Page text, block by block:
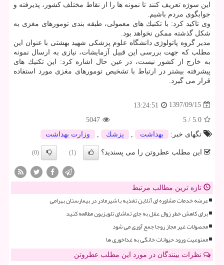
این سوژه تعریف كنند تا نمونه ها را از نقاط مختلف كشور، پذیرفته و
جوابگوی مردم باشیم.
وی تاكید كرد: با تكنیك های معمولی، طبقه بندی تومورهای مغزی به
شكل گذشته ممكن نخواهد بود.
مدیر گروه پاتولوژی دانشگاه علوم پزشكی شهید بهشتی با عنوان این
مطلب كه جهت بررسی این قبیل آزمایشات، نیازی به ارسال نمونه
به خارج از كشور نیست، در عین حال اشاره كرد: این تكنیك های
پیشرفته بیشتر در ارتباط با تشخیص تومورهای مغزی مورد استفاده
قرار می گیرد.
1397/09/15
13:24:51
5.0
/
5
5047
تگهای خبر:
بهداشت پزشك وزارت بهداشت
این مطلب عطروتن را می پسندید؟ (1)
(0)
تازه ترین مطالب مرتبط
عرضه خدمات مشاوره ای آنلاین تغذیه با شیرمادر در بیمارستان بهرامی
برای کاهش خطر زوال عقل به جای تماشای تلویزیون مطالعه کنید
محصولات غیر مجاز روجا جمع آوری می شود
ممنوعیت ورود حیوانات خانگی به غذاخوری ها
نظرات بینندگان در مورد این مطلب عطروتن